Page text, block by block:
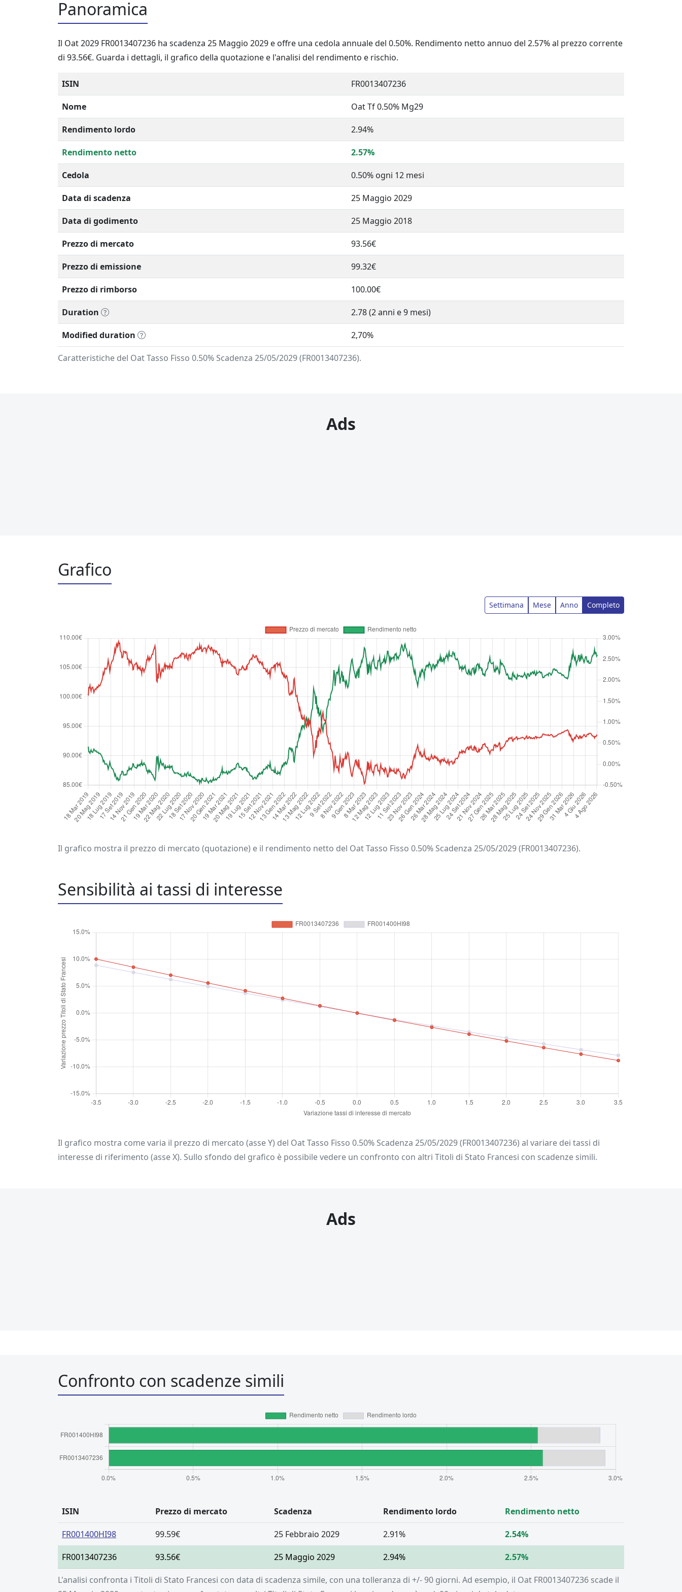
Panoramica
Il Oat 2029 FR0013407236 ha scadenza 25 Maggio 2029 e offre una cedola annuale del 0.50%. Rendimento netto annuo del 2.57% al prezzo corrente
di 93.56€. Guarda i dettagli, il grafico della quotazione e l'analisi del rendimento e rischio.
Caratteristiche del Oat Tasso Fisso 0.50% Scadenza 25/05/2029 (FR0013407236).
ISIN FR0013407236
Nome Oat Tf 0.50% Mg29
Rendimento lordo 2.94%
Rendimento netto 2.57%
Cedola 0.50% ogni 12 mesi
Data di scadenza 25 Maggio 2029
Data di godimento 25 Maggio 2018
Prezzo di mercato 93.56€
Prezzo di emissione 99.32€
Prezzo di rimborso 100.00€
Duration 2.78 (2 anni e 9 mesi)
Modified duration 2,70%
Ads
Grafico
Settimana Mese Anno Completo
Il grafico mostra il prezzo di mercato (quotazione) e il rendimento netto del Oat Tasso Fisso 0.50% Scadenza 25/05/2029 (FR0013407236).
Sensibilità ai tassi di interesse
Il grafico mostra come varia il prezzo di mercato (asse Y) del Oat Tasso Fisso 0.50% Scadenza 25/05/2029 (FR0013407236) al variare dei tassi di
interesse di riferimento (asse X). Sullo sfondo del grafico è possibile vedere un confronto con altri Titoli di Stato Francesi con scadenze simili.
Ads
Confronto con scadenze simili
L'analisi confronta i Titoli di Stato Francesi con data di scadenza simile, con una tolleranza di +/- 90 giorni. Ad esempio, il Oat FR0013407236 scade il
ISIN Prezzo di mercato Scadenza Rendimento lordo Rendimento netto
FR001400HI98 99.59€ 25 Febbraio 2029 2.91% 2.54%
FR0013407236 93.56€ 25 Maggio 2029 2.94% 2.57%